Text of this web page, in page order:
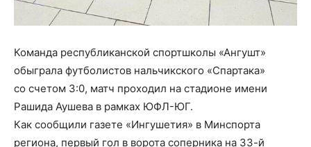
Команда республиканской спортшколы «Ангушт»
обыграла футболистов нальчикского «Спартака»
со счетом 3:0, матч проходил на стадионе имени
Рашида Аушева в рамках ЮФЛ-ЮГ.
Как сообщили газете «Ингушетия» в Минспорта
региона, первый гол в ворота соперника на 33-й